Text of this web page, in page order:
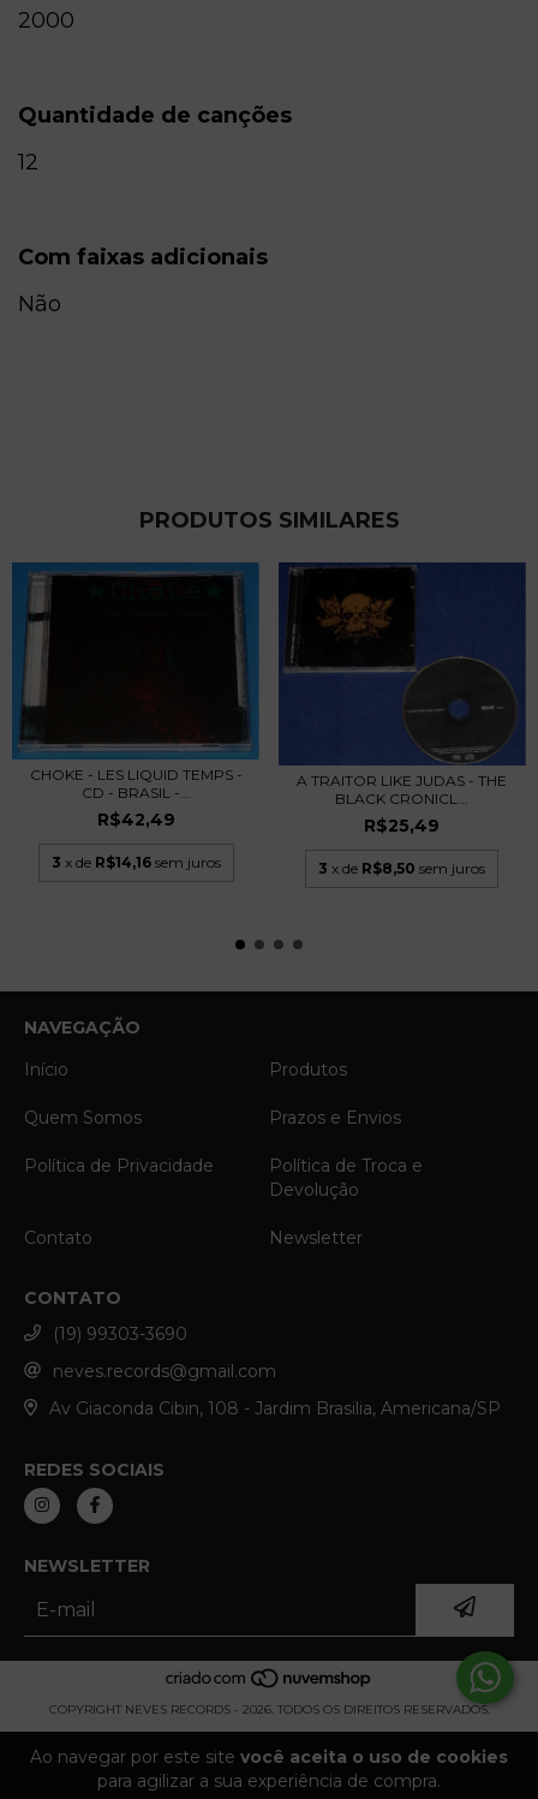
Ao navegar por este site você aceita o uso de cookies
para agilizar a sua experiência de compra.
2000
Quantidade de canções
12
Com faixas adicionais
Não
PRODUTOS SIMILARES
CHOKE - LES LIQUID TEMPS -
CD - BRASIL -...
R$42,49
3 x de R$14,16 sem juros
A TRAITOR LIKE JUDAS - THE
BLACK CRONICL...
R$25,49
3 x de R$8,50 sem juros
NAVEGAÇÃO
Início
Produtos
Quem Somos Prazos e Envios
Política de Privacidade
Política de Troca e
Devolução
Contato Newsletter
CONTATO
(19) 99303-3690
neves.records@gmail.com
Av Giaconda Cibin, 108 - Jardim Brasilia, Americana/SP
REDES SOCIAIS
NEWSLETTER
COPYRIGHT NEVES RECORDS - 2026. TODOS OS DIREITOS RESERVADOS.